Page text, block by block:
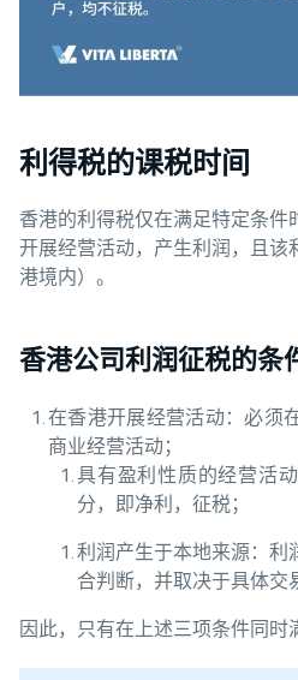
利得税的课税时间
香港的利得税仅在满足特定条
开展经营活动，产生利润，且该
港境内）。
香港公司利润征税的条
在香港开展经营活动：必须
商业经营活动；
具有盈利性质的经营活
分，即净利，征税；
利润产生于本地来源：利
合判断，并取决于具体交
因此，只有在上述三项条件同时